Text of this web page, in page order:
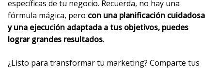
específicas de tu negocio. Recuerda, no hay una
fórmula mágica, pero con una planificación cuidadosa
y una ejecución adaptada a tus objetivos, puedes
lograr grandes resultados.
¿Listo para transformar tu marketing? Comparte tus